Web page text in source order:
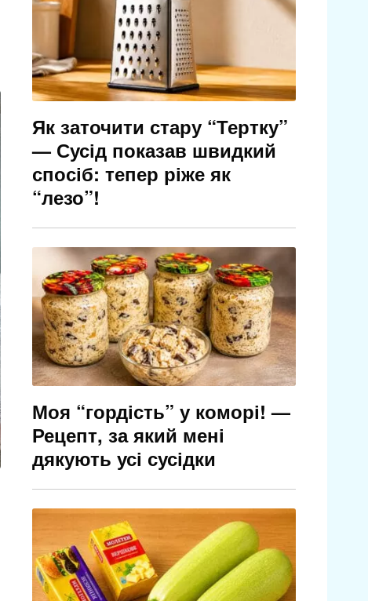
Як заточити стару “Тертку”
— Сусід показав швидкий
спосіб: тепер ріже як
“лезо”!
Моя “гордість” у коморі! —
Рецепт, за який мені
дякують усі сусідки